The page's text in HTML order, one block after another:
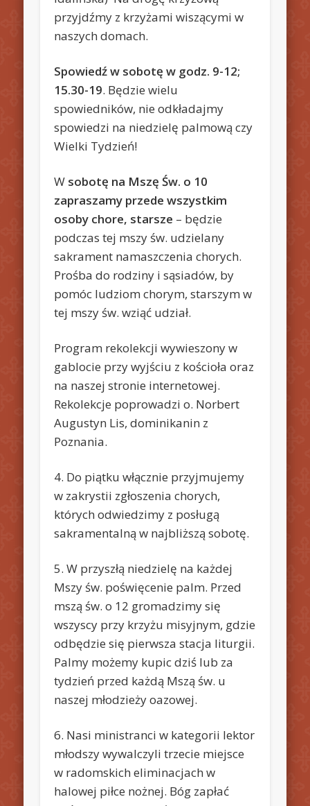
przyjdźmy z krzyżami wiszącymi w
naszych domach.
Spowiedź w sobotę w godz. 9-12;
15.30-19. Będzie wielu
spowiedników, nie odkładajmy
spowiedzi na niedzielę palmową czy
Wielki Tydzień!
W sobotę na Mszę Św. o 10
zapraszamy przede wszystkim
osoby chore, starsze – będzie
podczas tej mszy św. udzielany
sakrament namaszczenia chorych.
Prośba do rodziny i sąsiadów, by
pomóc ludziom chorym, starszym w
tej mszy św. wziąć udział.
Program rekolekcji wywieszony w
gablocie przy wyjściu z kościoła oraz
na naszej stronie internetowej.
Rekolekcje poprowadzi o. Norbert
Augustyn Lis, dominikanin z
Poznania.
4. Do piątku włącznie przyjmujemy
w zakrystii zgłoszenia chorych,
których odwiedzimy z posługą
sakramentalną w najbliższą sobotę.
5. W przyszłą niedzielę na każdej
Mszy św. poświęcenie palm. Przed
mszą św. o 12 gromadzimy się
wszyscy przy krzyżu misyjnym, gdzie
odbędzie się pierwsza stacja liturgii.
Palmy możemy kupic dziś lub za
tydzień przed każdą Mszą św. u
naszej młodzieży oazowej.
6. Nasi ministranci w kategorii lektor
młodszy wywalczyli trzecie miejsce
w radomskich eliminacjach w
halowej piłce nożnej. Bóg zapłać